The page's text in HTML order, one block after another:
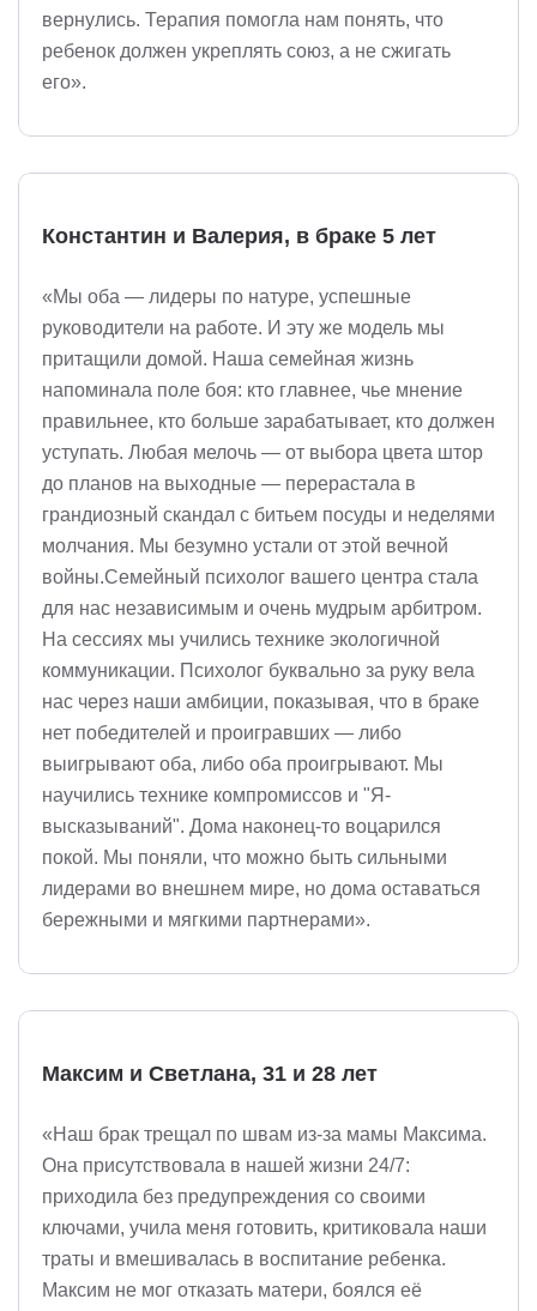
вернулись. Терапия помогла нам понять, что
ребенок должен укреплять союз, а не сжигать
его».
Константин и Валерия, в браке 5 лет
«Мы оба — лидеры по натуре, успешные
руководители на работе. И эту же модель мы
притащили домой. Наша семейная жизнь
напоминала поле боя: кто главнее, чье мнение
правильнее, кто больше зарабатывает, кто должен
уступать. Любая мелочь — от выбора цвета штор
до планов на выходные — перерастала в
грандиозный скандал с битьем посуды и неделями
молчания. Мы безумно устали от этой вечной
войны.Семейный психолог вашего центра стала
для нас независимым и очень мудрым арбитром.
На сессиях мы учились технике экологичной
коммуникации. Психолог буквально за руку вела
нас через наши амбиции, показывая, что в браке
нет победителей и проигравших — либо
выигрывают оба, либо оба проигрывают. Мы
научились технике компромиссов и "Я-
высказываний". Дома наконец-то воцарился
покой. Мы поняли, что можно быть сильными
лидерами во внешнем мире, но дома оставаться
бережными и мягкими партнерами».
Максим и Светлана, 31 и 28 лет
«Наш брак трещал по швам из-за мамы Максима.
Она присутствовала в нашей жизни 24/7:
приходила без предупреждения со своими
ключами, учила меня готовить, критиковала наши
траты и вмешивалась в воспитание ребенка.
Максим не мог отказать матери, боялся её